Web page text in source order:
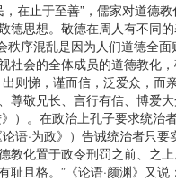
在止于至善”，儒家对道德
思想。敬德在周人有不同
秩序混乱是因为人们道德全
社会的全体成员的道德教化
则悌，谨而信，泛爱众，而
尊敬兄长、言行有信、博爱
）。在政治上孔子要求统治
语·为政》）告诫统治者只
化置于政令刑罚之前、之
且格。”《论语·颜渊》又说